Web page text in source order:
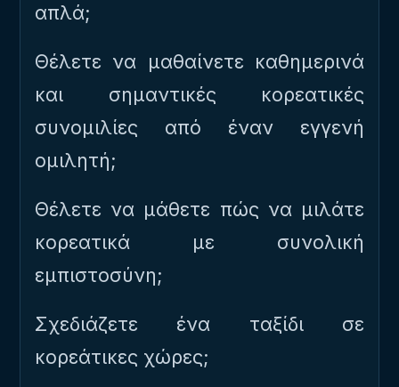
απλά;
Θέλετε να μαθαίνετε καθημερινά
και σημαντικές κορεατικές
συνομιλίες από έναν εγγενή
ομιλητή;
Θέλετε να μάθετε πώς να μιλάτε
κορεατικά με συνολική
εμπιστοσύνη;
Σχεδιάζετε ένα ταξίδι σε
κορεάτικες χώρες;